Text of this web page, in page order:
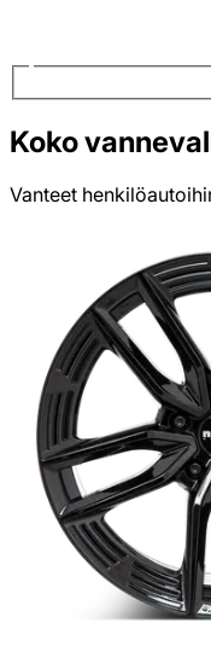
Koko
Vanteet